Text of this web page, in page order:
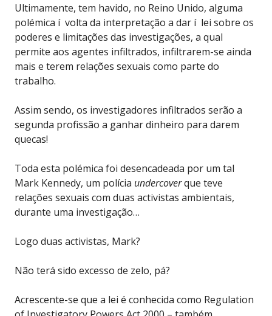
Ultimamente, tem havido, no Reino Unido, alguma
polémica í volta da interpretação a dar í lei sobre os
poderes e limitações das investigações, a qual
permite aos agentes infiltrados, infiltrarem-se ainda
mais e terem relações sexuais como parte do
trabalho.
Assim sendo, os investigadores infiltrados serão a
segunda profissão a ganhar dinheiro para darem
quecas!
Toda esta polémica foi desencadeada por um tal
Mark Kennedy, um polícia undercoverque teve
relações sexuais com duas activistas ambientais,
durante uma investigação…
Logo duas activistas, Mark?
Não terá sido excesso de zelo, pá?
Acrescente-se que a lei é conhecida como Regulation